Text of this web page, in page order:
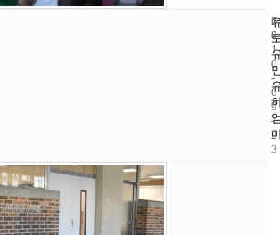
6
8
2
0
1
0
-
0
9
-
2
3